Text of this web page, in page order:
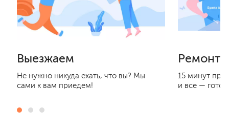
Выезжаем
Не нужно никуда ехать, что вы? Мы
сами к вам приедем!
15 минут
и все —